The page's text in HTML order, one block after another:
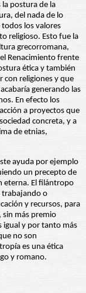
postura de la
del nada de lo
los valores
religioso. Esto fue la
grecorromana,
Renacimiento frente
ética y también
con religiones y que
generando las
En efecto los
a proyectos que
concreta, y a
de etnias,
ayuda por ejemplo
un precepto de
eterna. El filántropo
trabajando o
y recursos, para
sin más premio
igual y por tanto más
no son
es una ética
y romano.